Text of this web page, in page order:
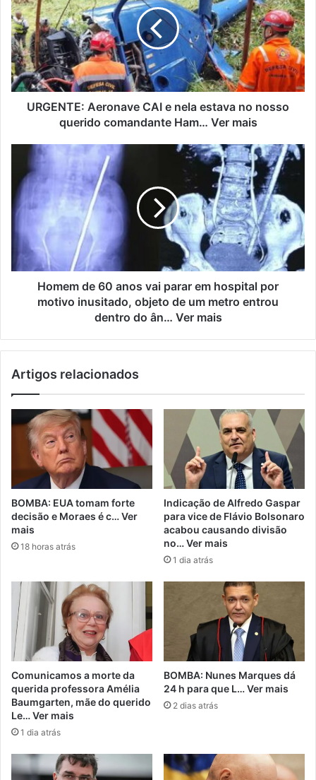
URGENTE: Aeronave CAI e nela estava no nosso
querido comandante Ham… Ver mais
Homem de 60 anos vai parar em hospital por
motivo inusitado, objeto de um metro entrou
dentro do ân… Ver mais
Artigos relacionados
BOMBA: EUA tomam forte
decisão e Moraes é c… Ver
mais
18 horas atrás
Indicação de Alfredo Gaspar
para vice de Flávio Bolsonaro
acabou causando divisão
no… Ver mais
1 dia atrás
Comunicamos a morte da
querida professora Amélia
Baumgarten, mãe do querido
Le… Ver mais
1 dia atrás
BOMBA: Nunes Marques dá
24 h para que L… Ver mais
2 dias atrás